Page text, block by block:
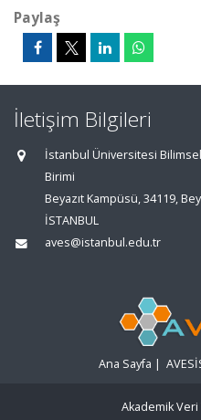
Paylaş
İletişim Bilgileri
İstanbul Üniversitesi
Birimi
Beyazıt Kampüsü, 34119,
İSTANBUL
aves@istanbul.edu.tr
Ana Sayfa |
Akademik